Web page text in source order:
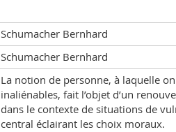
Schumacher Bernhard
Schumacher Bernhard
La notion de personne, à laquelle
inaliénables, fait l’objet d’un
dans le contexte de situations de
central éclairant les choix moraux.